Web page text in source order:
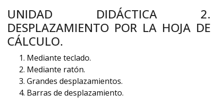
UNIDAD DIDÁCTICA 2.
DESPLAZAMIENTO POR LA HOJA DE
CÁLCULO.
Mediante teclado.
Mediante ratón.
Grandes desplazamientos.
Barras de desplazamiento.